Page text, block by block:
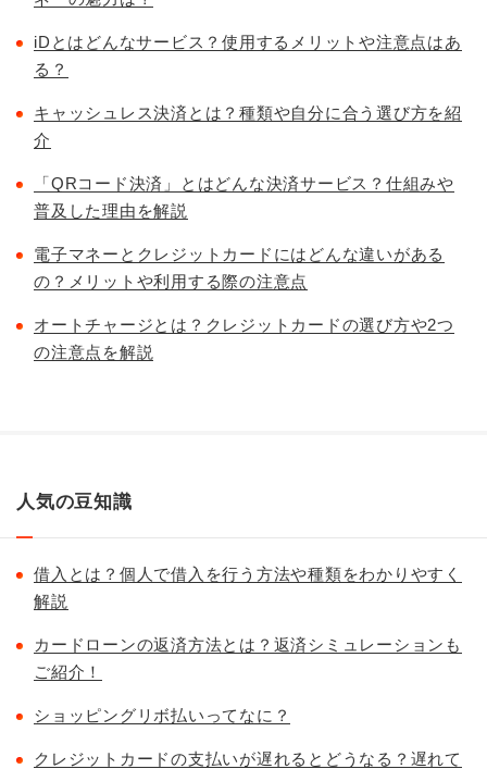
iDとはどんなサービス？使用するメリットや注意点はあ
る？
キャッシュレス決済とは？種類や自分に合う選び方を紹
介
「QRコード決済」とはどんな決済サービス？仕組みや
普及した理由を解説
電子マネーとクレジットカードにはどんな違いがある
の？メリットや利用する際の注意点
オートチャージとは？クレジットカードの選び方や2つ
の注意点を解説
人気の豆知識
借入とは？個人で借入を行う方法や種類をわかりやすく
解説
カードローンの返済方法とは？返済シミュレーションも
ご紹介！
ショッピングリボ払いってなに？
クレジットカードの支払いが遅れるとどうなる？遅れて